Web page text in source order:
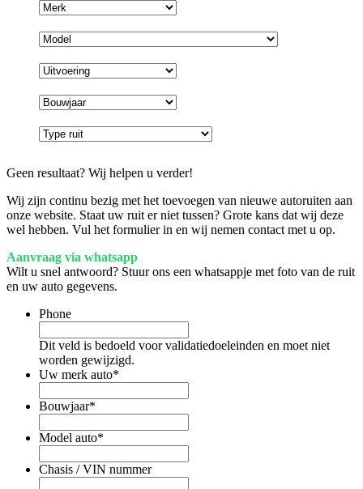
Geen resultaat? Wij helpen u verder!
Wij zijn continu bezig met het toevoegen van nieuwe autoruiten aan
onze website. Staat uw ruit er niet tussen? Grote kans dat wij deze
wel hebben. Vul het formulier in en wij nemen contact met u op.
Aanvraag via whatsapp
Wilt u snel antwoord? Stuur ons een whatsappje met foto van de ruit
en uw auto gegevens.
Phone
Dit veld is bedoeld voor validatiedoeleinden en moet niet
worden gewijzigd.
Uw merk auto*
Bouwjaar*
Model auto*
Chasis / VIN nummer